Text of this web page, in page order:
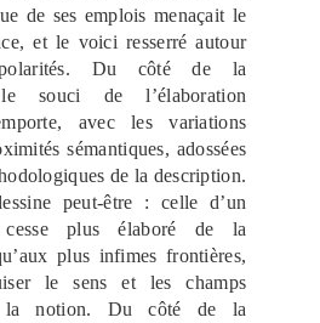
de ses emplois menaçait le
et le voici resserré autour
Du côté de la
le souci de l’élaboration
avec les variations
sémantiques, adossées
de la description.
peut-être : celle d’un
cesse plus élaboré de la
plus infimes frontières,
le sens et les champs
la notion. Du côté de la